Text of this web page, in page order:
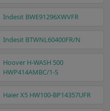
Indesit BWE91296XWVFR
Indesit BTWNL60400FR/N
Hoover H-WASH 500
HWP414AMBC/1-S
Haier X5 HW100-BP14357UFR